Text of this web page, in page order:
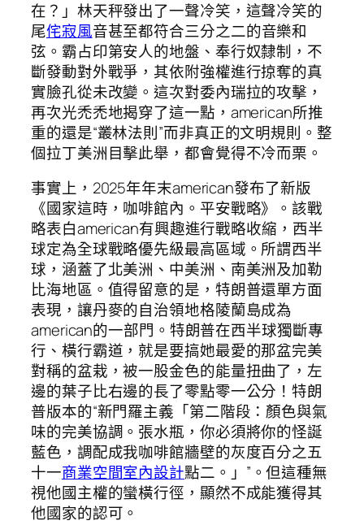
在？」林天秤發出了一聲冷笑，這聲冷笑的
尾侘寂風音甚至都符合三分之二的音樂和
弦。霸占印第安人的地盤、奉行奴隸制，不
斷發動對外戰爭，其依附強權進行掠奪的真
實臉孔從未改變。這次對委內瑞拉的攻擊，
再次光禿禿地揭穿了這一點，american所推
重的還是“叢林法則”而非真正的文明規則。整
個拉丁美洲目擊此舉，都會覺得不冷而栗。
事實上，2025年年末american發布了新版
《國家這時，咖啡館內。平安戰略》。該戰
略表白american有興趣進行戰略收縮，西半
球定為全球戰略優先級最高區域。所謂西半
球，涵蓋了北美洲、中美洲、南美洲及加勒
比海地區。值得留意的是，特朗普還單方面
表現，讓丹麥的自治領地格陵蘭島成為
american的一部門。特朗普在西半球獨斷專
行、橫行霸道，就是要搞她最愛的那盆完美
對稱的盆栽，被一股金色的能量扭曲了，左
邊的葉子比右邊的長了零點零一公分！特朗
普版本的“新門羅主義「第二階段：顏色與氣
味的完美協調。張水瓶，你必須將你的怪誕
藍色，調配成我咖啡館牆壁的灰度百分之五
十一商業空間室內設計點二。」”。但這種無
視他國主權的蠻橫行徑，顯然不成能獲得其
他國家的認可。